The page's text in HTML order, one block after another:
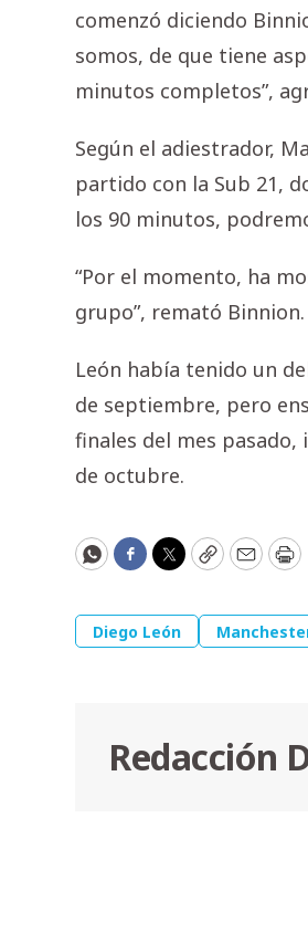
comenzó diciendo
somos, de que tiene
minutos completos”,
Según el adiestrador,
partido con la Sub 21,
los 90 minutos,
“Por el momento, ha
grupo”, remató Binnion.
León había tenido un
de septiembre, pero
finales del mes
de octubre.
WhatsApp
Facebook
Twitter
CopyEmail
Diego León
Redacción